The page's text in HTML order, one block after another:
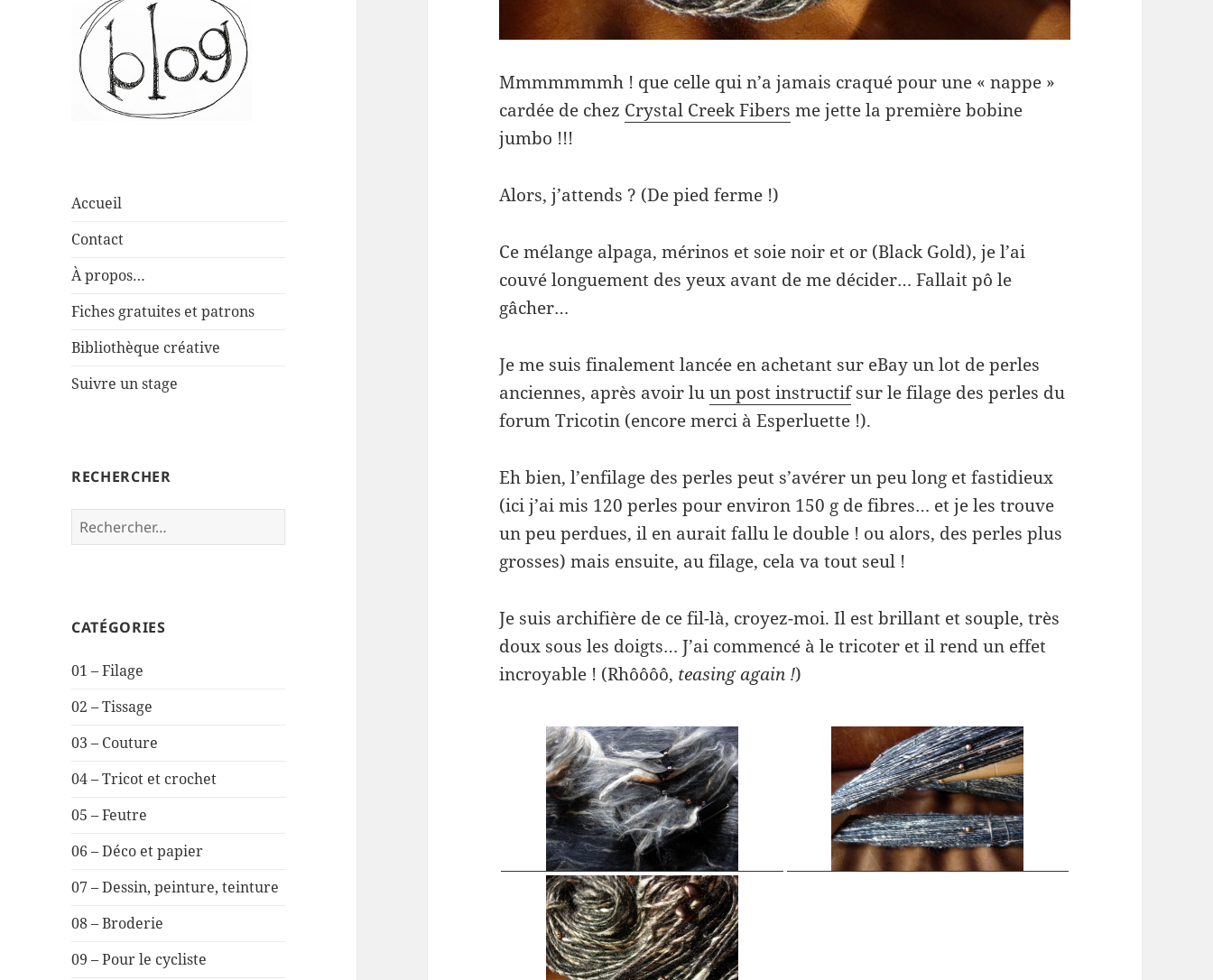
Accueil
Contact
À propos…
Fiches gratuites et patrons
Bibliothèque créative
Suivre un stage
RECHERCHER
Rechercher :
CATÉGORIES
01 – Filage
02 – Tissage
03 – Couture
04 – Tricot et crochet
05 – Feutre
06 – Déco et papier
07 – Dessin, peinture, teinture
08 – Broderie
09 – Pour le cycliste
Mmmmmmmh ! que celle qui n’a jamais craqué pour une « nappe »
cardée de chez Crystal Creek Fibers me jette la première bobine
jumbo !!!
Alors, j’attends ? (De pied ferme !)
Ce mélange alpaga, mérinos et soie noir et or (Black Gold), je l’ai
couvé longuement des yeux avant de me décider… Fallait pô le
gâcher…
Je me suis finalement lancée en achetant sur eBay un lot de perles
anciennes, après avoir luun post instructifsur le filage des perles du
forum Tricotin (encore merci à Esperluette !).
Eh bien, l’enfilage des perles peut s’avérer un peu long et fastidieux
(ici j’ai mis 120 perles pour environ 150 g de fibres… et je les trouve
un peu perdues, il en aurait fallu le double ! ou alors, des perles plus
grosses) mais ensuite, au filage, cela va tout seul !
Je suis archifière de ce fil-là, croyez-moi. Il est brillant et souple, très
doux sous les doigts… J’ai commencé à le tricoter et il rend un effet
incroyable ! (Rhôôôô, teasing again !)